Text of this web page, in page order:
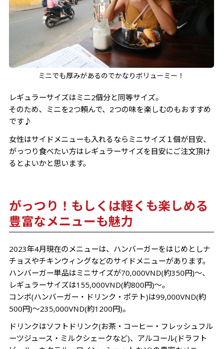
ミニでも厚みがあるのでかなりボリューミー！
レギュラーサイズはミニ2個分と同等サイズ。
そのため、ミニを2つ頼んで、2つの味を楽しむのもおすすめ
です♪
女性はサイドメニューも入れるならミニサイズ１個が目安、
がっつり食べたい方はレギュラーサイズを目安にご注文頂け
るとよいかと思います。
がっつり！もしくは軽くも楽しめる
豊富なメニューも魅力
2023年4月現在のメニューは、ハンバーガーをはじめとしナ
チョスやチキンウィングなどのサイドメニューがあります。
ハンバーガー単品はミニサイズが70,000VND(約350円)～、
レギュラーサイズは155,000VND(約800円)～。
コンボ(ハンバーガー・ドリンク・ポテト)は99,000VND(約
500円)～235,000VND(約1200円)。
ドリンクはソフトドリンク(お茶・コーヒー・フレッシュフル
ーツジュース・ミルクシェークなど)、アルコール(ドラフト